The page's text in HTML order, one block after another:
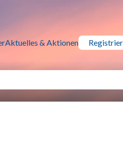
Aktuelles & Aktionen